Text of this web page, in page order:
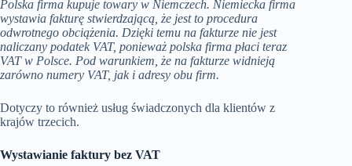
Polska firma kupuje towary w Niemczech. Niemiecka firma
wystawia fakturę stwierdzającą, że jest to procedura
odwrotnego obciążenia. Dzięki temu na fakturze nie jest
naliczany podatek VAT, ponieważ polska firma płaci teraz
VAT w Polsce. Pod warunkiem, że na fakturze widnieją
zarówno numery VAT, jak i adresy obu firm.
Dotyczy to również usług świadczonych dla klientów z
krajów trzecich.
Wystawianie faktury bez VAT